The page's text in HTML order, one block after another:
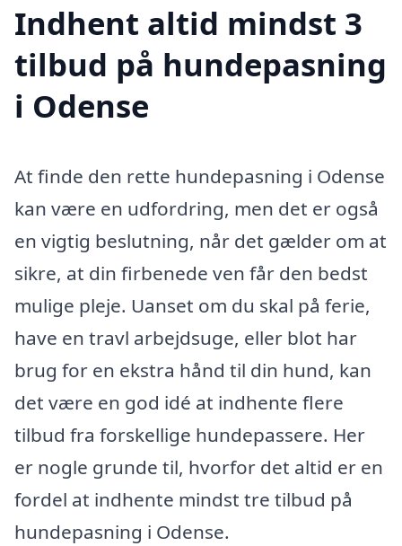
Indhent altid mindst 3
tilbud på hundepasning
i Odense
At finde den rette hundepasning i Odense
kan være en udfordring, men det er også
en vigtig beslutning, når det gælder om at
sikre, at din firbenede ven får den bedst
mulige pleje. Uanset om du skal på ferie,
have en travl arbejdsuge, eller blot har
brug for en ekstra hånd til din hund, kan
det være en god idé at indhente flere
tilbud fra forskellige hundepassere. Her
er nogle grunde til, hvorfor det altid er en
fordel at indhente mindst tre tilbud på
hundepasning i Odense.